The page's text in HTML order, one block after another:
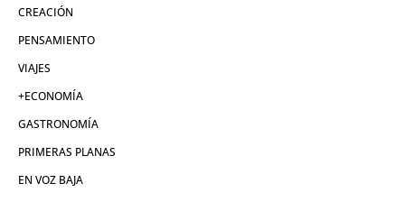
CREACIÓN
PENSAMIENTO
VIAJES
+ECONOMÍA
GASTRONOMÍA
PRIMERAS PLANAS
EN VOZ BAJA